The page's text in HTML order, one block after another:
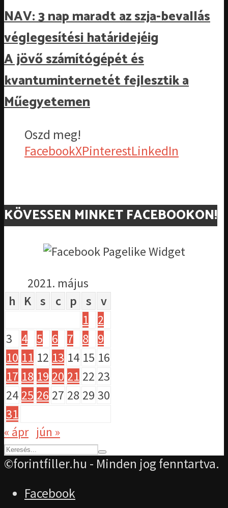
NAV: 3 nap maradt az szja-bevallás
véglegesítési határidejéig
A jövő számítógépét és
kvantuminternetét fejlesztik a
Műegyetemen
Oszd meg!
FacebookXPinterestLinkedIn
KÖVESSEN MINKET FACEBOOKON!
2021. május
h
K s c p s
v
1
2
3
4 5 6 7 8
9
10 11 12 13 14 15 16
17 18 19 20 21 22 23
24 25 26 27 28 29 30
31
« ápr jún »
©forintfiller.hu - Minden jog fenntartva.
Facebook